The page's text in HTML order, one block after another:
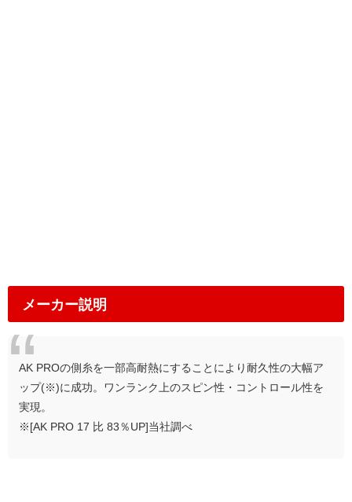
メーカー説明
AK PROの側糸を一部高耐熱にすることにより耐久性の大幅ア
ップ(※)に成功。ワンランク上のスピン性・コントロール性を
実現。
※[AK PRO 17 比 83％UP]当社調べ